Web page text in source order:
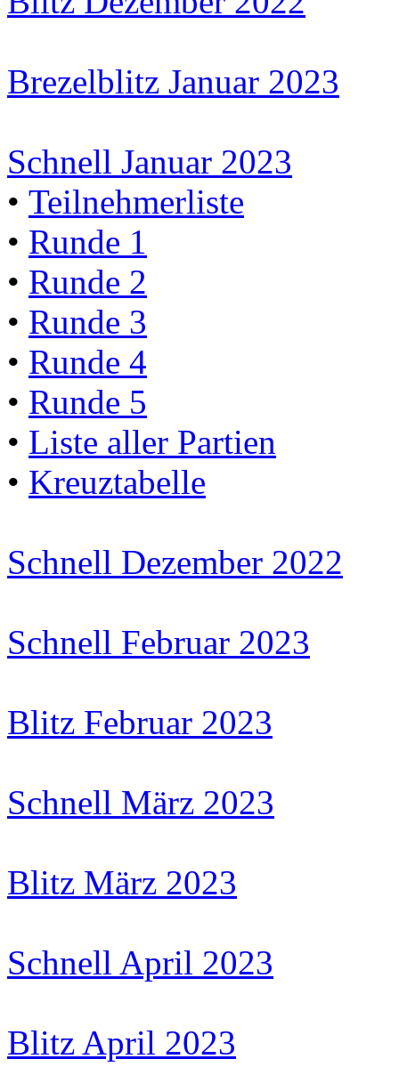
Brezelblitz Januar 2023
Schnell Januar 2023
• Teilnehmerliste
• Runde 1
• Runde 2
• Runde 3
• Runde 4
• Runde 5
• Liste aller Partien
• Kreuztabelle
Schnell Dezember 2022
Schnell Februar 2023
Blitz Februar 2023
Schnell März 2023
Blitz März 2023
Schnell April 2023
Blitz April 2023